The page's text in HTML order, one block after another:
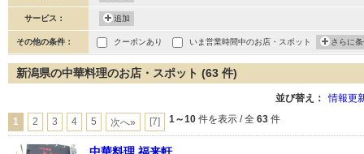
サービス： 追加
その他の条件： クーポンあり いま営業時間中のお店・スポット さらに
新潟県の中華料理のお店・スポット (63 件)
並び替え： 情報更
1 2 3 4 5 次へ» [7] 1～10 件を表示 / 全 63 件